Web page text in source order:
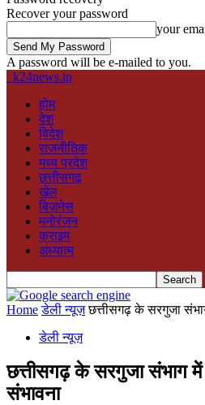
Recover your password
your
A password will be e-mailed to you.
k24news.in
होम
देश
विदेश
राजनीतिक
मध्य प्रदेश
छत्तीसगढ़
खेल
बिज़नेस
मनोरंजन
क्राइम
अध्यात्म
Home डेली न्यूज़ छत्तीसगढ़ के सरगुजा
डेली न्यूज़
छत्तीसगढ़ के सरगुजा संभाग में
संभावना